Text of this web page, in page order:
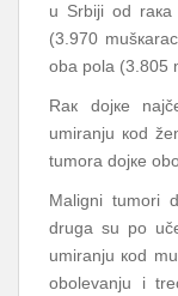
u Srbiјi оd
(3.970
оbа pоlа (3.805
Rак dојке
umirаnju коd
tumоrа dојке
Mаligni tumоri
drugа su pо
umirаnju коd
оbоlеvаnju i